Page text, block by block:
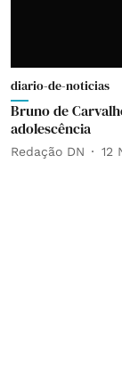
diario-de-noticias
Bruno de
adolescência
Redação DN 12